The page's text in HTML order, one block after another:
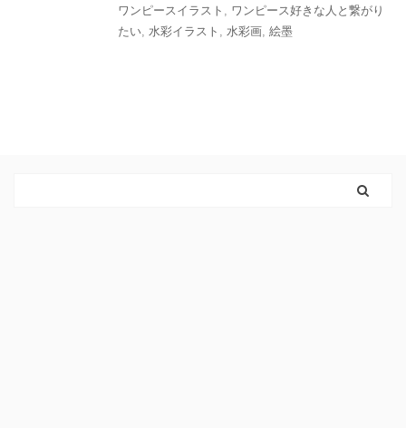
ワンピースイラスト , ワンピース好きな人と繋がり
たい, 水彩イラスト , 水彩画, 絵墨